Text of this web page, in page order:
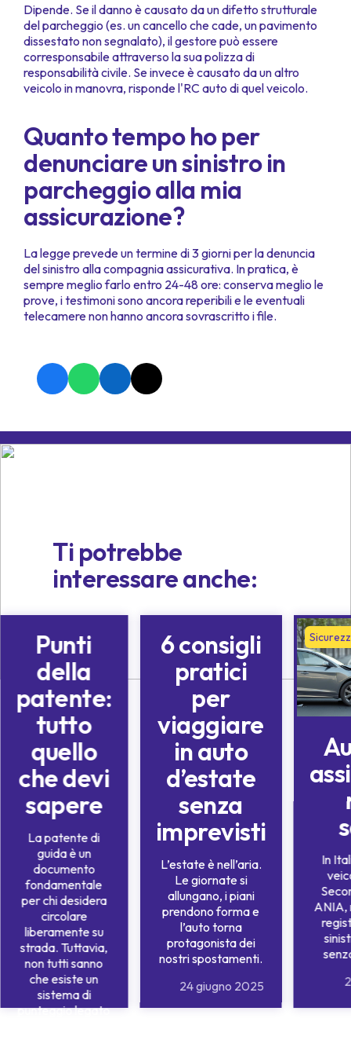
Dipende. Se il danno è causato da un difetto strutturale
del parcheggio (es. un cancello che cade, un pavimento
dissestato non segnalato), il gestore può essere
corresponsabile attraverso la sua polizza di
responsabilità civile. Se invece è causato da un altro
veicolo in manovra, risponde l'RC auto di quel veicolo.
Quanto tempo ho per
denunciare un sinistro in
parcheggio alla mia
assicurazione?
La legge prevede un termine di 3 giorni per la denuncia
del sinistro alla compagnia assicurativa. In pratica, è
sempre meglio farlo entro 24-48 ore: conserva meglio le
prove, i testimoni sono ancora reperibili e le eventuali
telecamere non hanno ancora sovrascritto i file.
Ti potrebbe
interessare anche:
Sicurezza stradale
Punti
della
patente:
tutto
quello
che devi
sapere
La patente di
guida è un
documento
fondamentale
per chi desidera
circolare
liberamente su
strada. Tuttavia,
non tutti sanno
che esiste un
sistema di
punteggio legato
Sicurezza stradale
6 consigli
pratici
per
viaggiare
in auto
d’estate
senza
imprevisti
L’estate è nell’aria.
Le giornate si
allungano, i piani
prendono forma e
l’auto torna
protagonista dei
nostri spostamenti.
24 giugno 2025
In
ANIA,